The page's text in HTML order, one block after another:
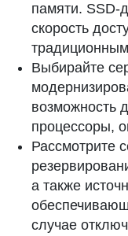
памяти. SSD-
скорость
Выбирайте
возможность
процессоры,
Рассмотрите
а также
случае